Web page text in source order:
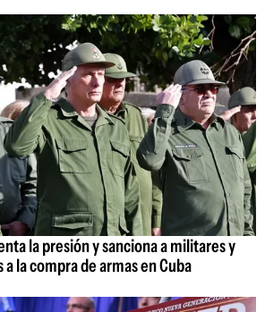
la presión y sanciona a militares y
la compra de armas en Cuba